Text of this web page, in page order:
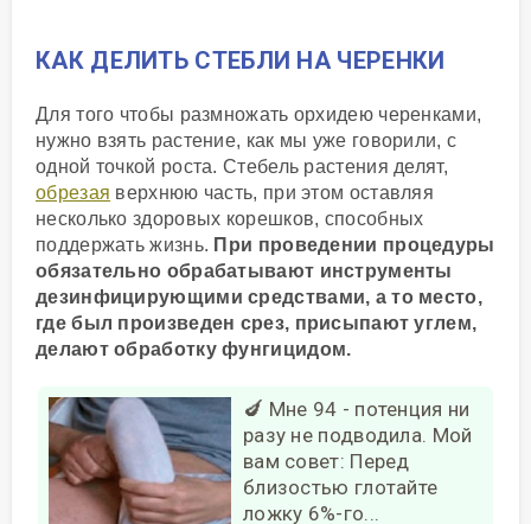
КАК ДЕЛИТЬ СТЕБЛИ НА ЧЕРЕНКИ
Для того чтобы размножать орхидею черенками,
нужно взять растение, как мы уже говорили, с
одной точкой роста. Стебель растения делят,
обрезая верхнюю часть, при этом оставляя
несколько здоровых корешков, способных
поддержать жизнь. При проведении процедуры
обязательно обрабатывают инструменты
дезинфицирующими средствами, а то место,
где был произведен срез, присыпают углем,
делают обработку фунгицидом.
🍆 Мне 94 - потенция ни
разу не подводила. Мой
вам совет: Перед
близостью глотайте
ложку 6%-го...